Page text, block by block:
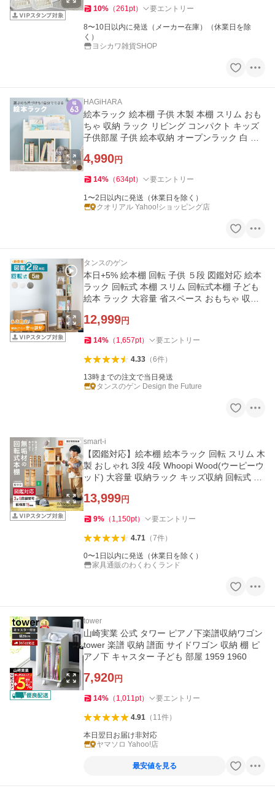
10% （261pt） 要エントリー
8〜10日以内に発送（メーカー在庫）（休業日を除
く）
ヨシカワ雑貨SHOP
HAGiHARA
絵本ラック 絵本棚 子供 木製 本棚 スリム おも
ちゃ 収納 ラック リビング コンパクト キッズ
子供部屋 子供 絵本収納 オープンラック 白 収
4,990円
14% （634pt） 要エントリー
1〜2日以内に発送（休業日を除く）
クオリアル Yahoo!ショッピング店
タンスのゲン
本日+5% 絵本棚 回転 子供 ５段 図鑑対応 絵本
ラック 回転式 本棚 スリム 回転式本棚 子ども
絵本 ラック 大容量 省スペース おもちゃ 収納
12,999円
14% （ 1,657pt） 要エントリー
4.33（6件）
13時までの注文で当日発送
タンスのゲン Design the Future
smart-i
【図鑑対応】絵本棚 絵本ラック 回転 スリム 木
製 おしゃれ 3段 4段 Whoopi Wood(ウーピーウ
ッド) 大容量 収納ラック キッズ収納 回転式 子
13,999円
9% （ 1,150pt） 要エントリー
4.71（7件）
0〜1日以内に発送（休業日を除く）
家具通販のわくわくランド
tower
山崎実業 公式 タワー ピアノ下楽譜収納ワゴン
tower 楽譜 収納 譜面 サイドワゴン 収納 棚 ピ
アノ下 キャスター 子ども 部屋 1959 1960
7,920円
14% （ 1,011pt） 要エントリー
4.91（ 11件）
本日翌日お届け非対応
ヤマソロ Yahoo!店
最安値を見る